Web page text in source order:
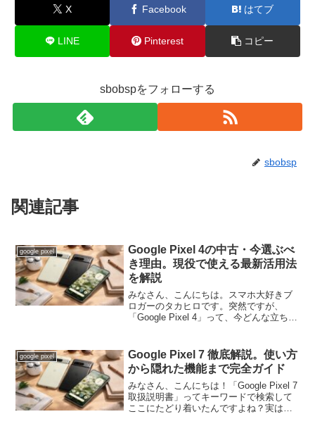
X Facebook はてブ
LINE Pinterest コピー
sbobspをフォローする
sbobsp
関連記事
google pixel
Google Pixel 4の中古・今選ぶべ
き理由。現役で使える最新活用法
を解説
みなさん、こんにちは。スマホ大好きブ
ロガーのタカヒロです。突然ですが、
「Google Pixel 4」って、今どんな立ち位
4？」って思うかもしれません。でも、中
古市...
google pixel
Google Pixel 7 徹底解説。使い方
から隠れた機能まで完全ガイド
みなさん、こんにちは！「Google Pixel 7
取扱説明書」ってキーワードで検索して
ここにたどり着いたんですよね？実はそ